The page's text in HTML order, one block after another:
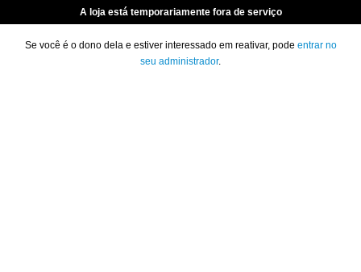
A loja está temporariamente fora de serviço
Se você é o dono dela e estiver interessado em reativar, pode entrar no
seu administrador.